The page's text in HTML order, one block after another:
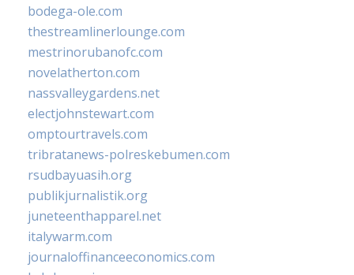
bodega-ole.com
thestreamlinerlounge.com
mestrinorubanofc.com
novelatherton.com
nassvalleygardens.net
electjohnstewart.com
omptourtravels.com
tribratanews-polreskebumen.com
rsudbayuasih.org
publikjurnalistik.org
juneteenthapparel.net
italywarm.com
journaloffinanceeconomics.com